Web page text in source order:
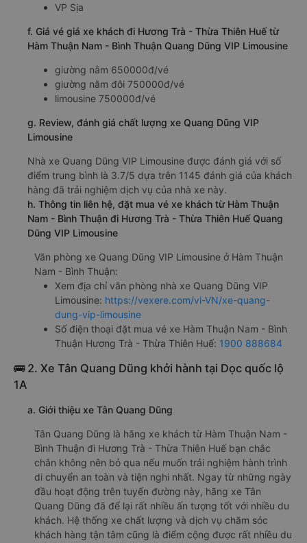
VP Sịa
f. Giá vé giá xe khách đi Hương Trà - Thừa Thiên Huế từ
Hàm Thuận Nam - Bình Thuận Quang Dũng VIP Limousine
giường nằm 650000đ/vé
giường nằm đôi 750000đ/vé
limousine 750000đ/vé
g. Review, đánh giá chất lượng xe Quang Dũng VIP
Limousine
Nhà xe Quang Dũng VIP Limousine được đánh giá với số
điểm trung bình là 3.7/5 dựa trên 1145 đánh giá của khách
hàng đã trải nghiệm dịch vụ của nhà xe này.
h. Thông tin liên hệ, đặt mua vé xe khách từ Hàm Thuận
Nam - Bình Thuận đi Hương Trà - Thừa Thiên Huế Quang
Dũng VIP Limousine
Văn phòng xe Quang Dũng VIP Limousine ở Hàm Thuận
Nam - Bình Thuận:
Xem địa chỉ văn phòng nhà xe Quang Dũng VIP
Limousine: https://vexere.com/vi-VN/xe-quang-
dung-vip-limousine
Số điện thoại đặt mua vé xe Hàm Thuận Nam - Bình
Thuận Hương Trà - Thừa Thiên Huế: 1900 888684
🚌 2. Xe Tân Quang Dũng khởi hành tại Dọc quốc lộ
1A
a. Giới thiệu xe Tân Quang Dũng
Tân Quang Dũng là hãng xe khách từ Hàm Thuận Nam -
Bình Thuận đi Hương Trà - Thừa Thiên Huế bạn chắc
chắn không nên bỏ qua nếu muốn trải nghiệm hành trình
di chuyển an toàn và tiện nghi nhất. Ngay từ những ngày
đầu hoạt động trên tuyến đường này, hãng xe Tân
Quang Dũng đã để lại rất nhiều ấn tượng tốt với nhiều du
khách. Hệ thống xe chất lượng và dịch vụ chăm sóc
khách hàng tận tâm cũng là điểm cộng được rất nhiều du